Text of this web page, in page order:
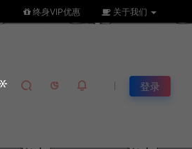
终身VIP优惠 关于我们
登录